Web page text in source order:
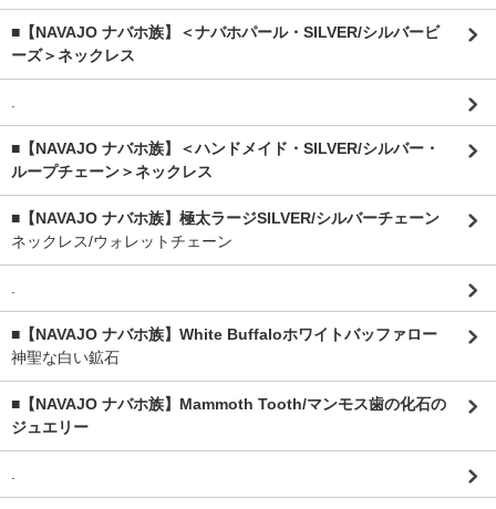
■【NAVAJO ナバホ族】＜ナバホパール・SILVER/シルバービ
ーズ＞ネックレス
.
■【NAVAJO ナバホ族】＜ハンドメイド・SILVER/シルバー・
ループチェーン＞ネックレス
■【NAVAJO ナバホ族】極太ラージSILVER/シルバーチェーン
ネックレス/ウォレットチェーン
.
■【NAVAJO ナバホ族】White Buffaloホワイトバッファロー
神聖な白い鉱石
■【NAVAJO ナバホ族】Mammoth Tooth/マンモス歯の化石の
ジュエリー
.